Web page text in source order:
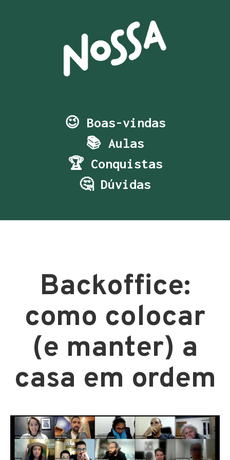
😉 Boas-vindas
📚 Aulas
🏆 Conquistas
🤔 Dúvidas
Backoffice:
como colocar
(e manter) a
casa em ordem